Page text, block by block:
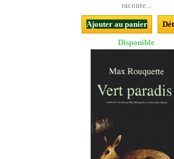
raconte...
Ajouter au panier
Disponible